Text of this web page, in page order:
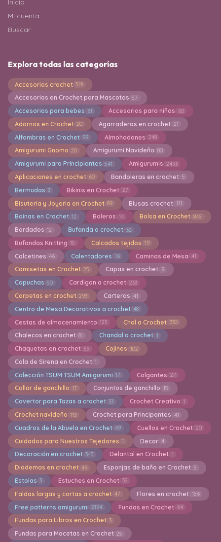
Inicio
Mi cuenta
Buscar
Explora todas las categorías
Accesorios crochet 319
Accesorios en Crochet para Mascotas 57
Accesorios para bebes 61 Accesorios para niñas 60
Adornos en Crochet 20 Agarraderas en crochet 21
Alfombras en Crochet 99 Almohadones 248
Amigurumi Gnomo 20 Amigurumi Navideño 80
Amigurumi para Principiantes 541 Amigurumis 2493
Aplicaciones en crochet 60 Bandoleras en crochet 5
Bermudas 3 Bikinis en Crochet 27
Bisuteria y Joyeria en Crochet 89 Blusas crochet 111
Boinas en Crochet 12 Boleros 14 Bolsa en Crochet 845
Bordados 12 Bufanda a crochet 32
Bufandas Knitting 15 Calcados tejidos 19
Calcetines 46 Calentadores 16 Caminos de Mesa 41
Camisetas en Crochet 25 Capas en crochet 9
Capuchas 50 Cardigan a crochet 233
Carpetas en crochet 293 Carteras 41
Centro de Mesa Decorativos a crochet 48
Cestas de almacenamiento 123 Chal a Crochet 330
Chalecos en crochet 81 Chandal a crochet 1
Chaquetas en crochet 69 Cojines 102
Cola de Sirena en Crochet 1
Colección TSUM TSUM Amigurumi 17 Colgantes 27
Collar de ganchillo 17 Conjuntos de ganchillo 15
Covertor para Tazas a crochet 33 Crochet Creativo 1
Crochet navideño 113 Crochet para Principantes 41
Cuadros de la Abuela en Crochet 49 Cuellos en Crochet 20
Cuidados para Nuestros Tejedores 1 Decor 4
Decoración en crochet 343 Delantal en Crochet 1
Diademas en crochet 49 Esponjas de baño en Crochet 5
Estolas 3 Estuches en Crochet 32
Faldas largas y cortas a crochet 47 Flores en crochet 156
Free patterns amigurumi 2194 Fundas en Crochet 64
Fundas para Libros en Crochet 3
Fundas para Macetas en Crochet 25